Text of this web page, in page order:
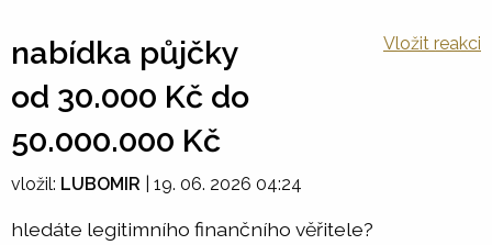
nabídka půjčky
od 30.000 Kč do
50.000.000 Kč
Vložit reakci
vložil: LUBOMIR 19. 06. 2026 04:24
hledáte legitimního finančního věřitele?